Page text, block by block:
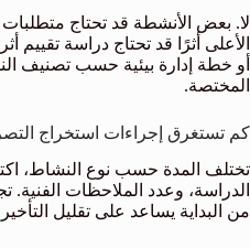
لا. بعض الأنشطة قد تحتاج متطلبات
الأعلى أثرًا قد تحتاج دراسة تقييم
أو خطة إدارة بيئية حسب تصنيف
المختصة.
كم تستغرق إجراءات استخراج
تختلف المدة حسب نوع النشاط،
الدراسة، وعدد الملاحظات
من البداية يساعد على تقليل